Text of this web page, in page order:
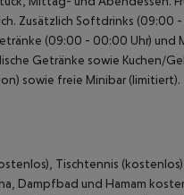
Zusätzlich Softdrinks (09:00
(09:00 - 00:00 Uhr) und
Getränke sowie Kuchen/
sowie freie Minibar (limitiert).
Tischtennis (kostenlos)
Dampfbad und Hamam